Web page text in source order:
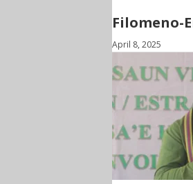
Filomeno-
April 8, 2025